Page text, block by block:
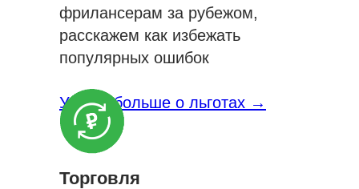
Торговля
фрилансерам за рубежом,
расскажем как избежать
популярных ошибок
Узнать больше о льготах →